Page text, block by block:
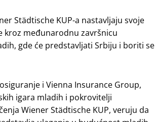
Städtische KUP-a nastavljaju svoje
kroz međunarodnu završnicu
gde će predstavljati Srbiju i boriti se
i Vienna Insurance Group,
igara mladih i pokrovitelji
Wiener Städtische KUP, veruju da